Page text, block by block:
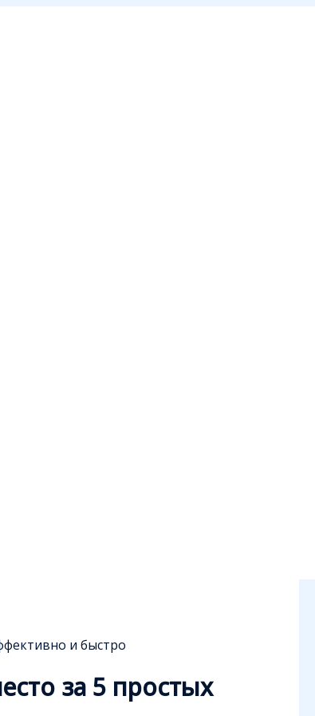
и быстро
за 5 простых